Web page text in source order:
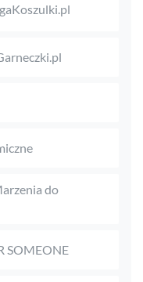
do
SOMEONE